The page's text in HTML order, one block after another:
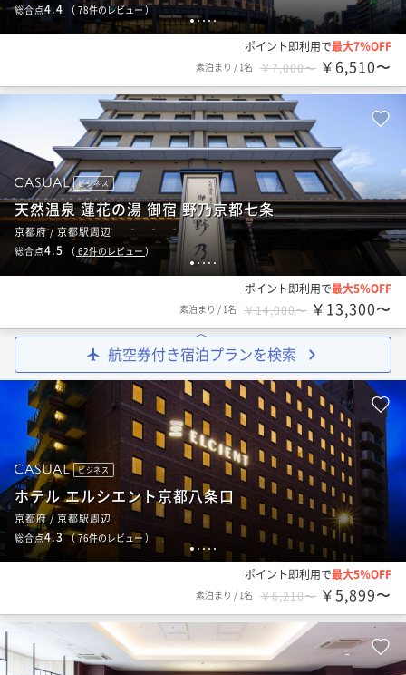
123 45
総合点4.4 （ 78件のレビュー）
ポイント即利用で最大7％OFF
素泊まり / 1名 ￥7,000〜 ￥6,510〜
123 4 5
ビジネス
天然温泉 蓮花の湯 御宿 野乃京都七条
京都府 / 京都駅周辺
総合点4.5 （ 62件のレビュー ）
ポイント即利用で最大5％OFF
素泊まり / 1名 ￥14,000〜 ￥13,300〜
航空券付き宿泊プランを検索
1 2 34 5
ビジネス
ホテル エルシエント京都八条口
京都府 / 京都駅周辺
総合点4.3（76件のレビュー ）
ポイント即利用で最大5％OFF
素泊まり / 1名 ￥6,210〜 ￥5,899〜